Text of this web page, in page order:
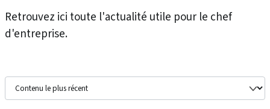
Retrouvez ici toute l'actualité utile pour le chef
d'entreprise.